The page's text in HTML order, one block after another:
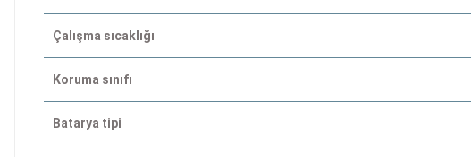
Çalışma sıcaklığı
Koruma sınıfı
Batarya tipi